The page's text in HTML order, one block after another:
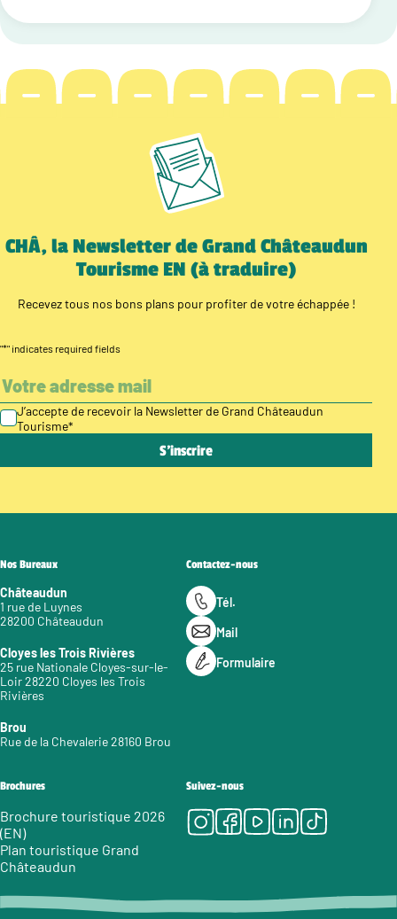
CHÂ, la Newsletter de Grand Châteaudun
Tourisme EN (à traduire)
Recevez tous nos bons plans pour profiter de votre échappée !
"*" indicates required fields
J’accepte de recevoir la Newsletter de Grand Châteaudun
Tourisme*
Nos Bureaux
Châteaudun
1 rue de Luynes
28200 Châteaudun
Cloyes les Trois Rivières
25 rue Nationale Cloyes-sur-le-
Loir 28220 Cloyes les Trois
Rivières
Brou
Rue de la Chevalerie 28160 Brou
Contactez-nous
Tél.
Mail
Formulaire
Brochures
Brochure touristique 2026
(EN)
Plan touristique Grand
Châteaudun
Suivez-nous
Instagram
Facebook
Youtube
LinkedIn
Tiktok